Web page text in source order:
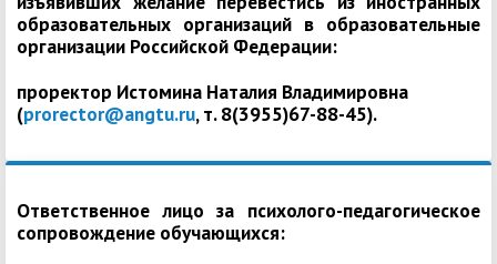
образовательных организаций в образовательные
организации Российской Федерации:
проректор Истомина Наталия Владимировна
(prorector@angtu.ru, т. 8(3955)67-88-45).
Ответственное лицо за психолого-педагогическое
сопровождение обучающихся: